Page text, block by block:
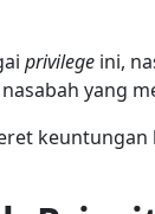
privilege ini,
yang